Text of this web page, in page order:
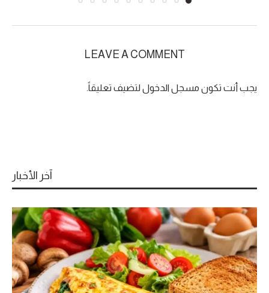
LEAVE A COMMENT
يجب أنت تكون مسجل الدخول لتضيف تعليقاً.
آخر الأخبار